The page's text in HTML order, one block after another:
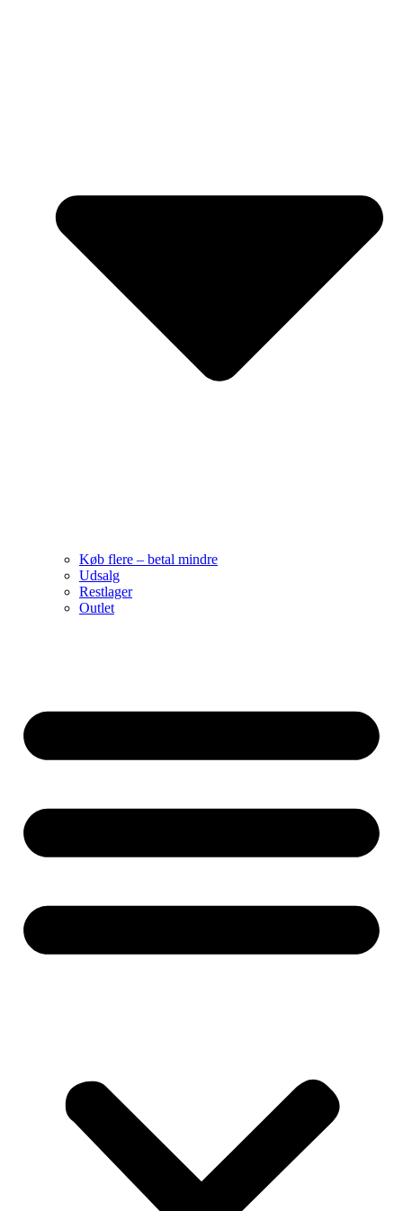
Køb flere – betal mindre
Udsalg
Restlager
Outlet